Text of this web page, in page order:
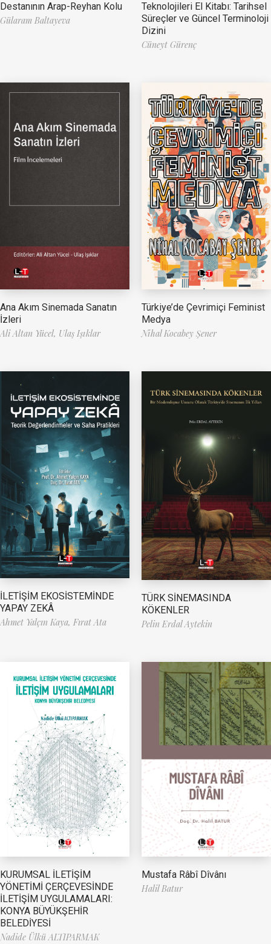
Destanının Arap-Reyhan Kolu
Gülaram Baltayeva
Teknolojileri El Kitabı: Tarihsel
Süreçler ve Güncel Terminoloji
Dizini
Cüneyt Gürenç
Ana Akım Sinemada Sanatın
İzleri
Ali Altan Yücel, Ulaş Işıklar
Türkiye’de Çevrimiçi Feminist
Medya
Nihal Kocabey Şener
İLETİŞİM EKOSİSTEMİNDE
YAPAY ZEKÂ
Ahmet Yalçın Kaya, Fırat Ata
TÜRK SİNEMASINDA
KÖKENLER
Pelin Erdal Aytekin
KURUMSAL İLETİŞİM
YÖNETİMİ ÇERÇEVESİNDE
İLETİŞİM UYGULAMALARI:
KONYA BÜYÜKŞEHİR
BELEDİYESİ
Nadide Ülkü ALTIPARMAK
Mustafa Râbî Dîvânı
Halil Batur